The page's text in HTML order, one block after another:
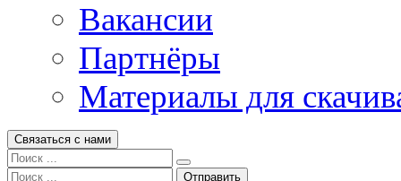
Вакансии
Партнёры
Материалы для
Связаться с нами